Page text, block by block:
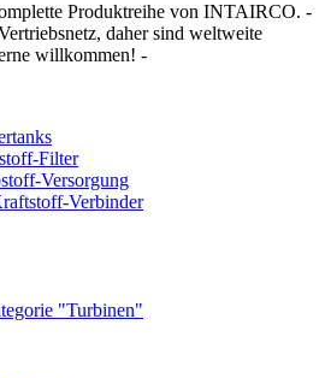
Produktreihe von INTAIRCO. -
daher sind weltweite
willkommen! -
Filter
Versorgung
Verbinder
"Turbinen"